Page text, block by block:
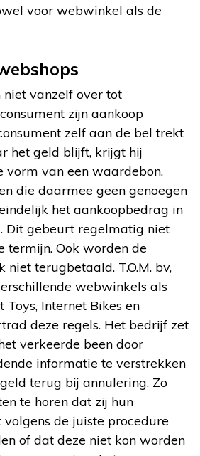
voor webwinkel als de
vanzelf over tot
zijn aankoop
zelf aan de bel trekt
het geld blijft, krijgt hij
vorm van een waardebon.
die daarmee geen genoegen
het aankoopbedrag in
Dit gebeurt regelmatig niet
termijn. Ook worden de
niet terugbetaald. T.O.M. bv,
webwinkels als
Toys, Internet Bikes en
deze regels. Het bedrijf zet
verkeerde been door
informatie te verstrekken
terug bij annulering. Zo
te horen dat zij hun
de juiste procedure
of dat deze niet kon worden